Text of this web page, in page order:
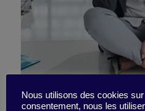
Nous utilisons des cookies
consentement, nous les